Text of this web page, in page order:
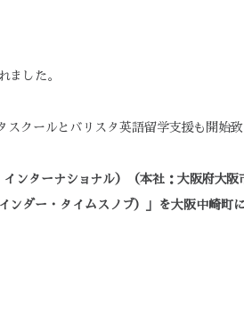
した。
クールとバリスタ英語留学支援も開始致
ターナショナル）（本社：大阪府大
ンダー・タイムスノブ）」を大阪中崎